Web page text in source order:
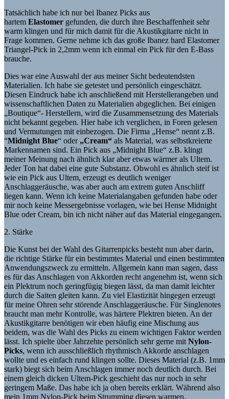
Tatsächlich habe ich nur bei Ibanez Picks aus
hartem Elastomer gefunden, die durch ihre Beschaffenheit sehr
warm klingen und für mich damit für die Akustikgitarre nicht in
Frage kommen. Gerne nehme ich das große Ibanez hard Elastomer
Triangel-Pick in 2,2mm wenn ich einmal ein Pick für den E-Bass
brauche.
Dies war eine Auswahl der aus meiner Sicht bedeutendsten
Materialien. Ich habe sie getestet und persönlich eingeschätzt.
Diesen Eindruck habe ich anschließend mit Herstellerangeben und
wissenschaftlichen Daten zu Materialien abgeglichen. Bei einigen
„Boutique“- Herstellern, wird die Zusammensetzung des Materials
nicht bekannt gegeben. Hier habe ich verglichen, in Foren gelesen
und Vermutungen mit einbezogen. Die Firma „Hense“ nennt z.B.
“Midnight Blue“ oder „Cream“ als Material, was selbstkreierte
Markennamen sind. Ein Pick aus „Midnight Blue“ z.B. klingt
meiner Meinung nach ähnlich klar aber etwas wärmer als Ultem.
Jeder Ton hat dabei eine gute Substanz. Obwohl es ähnlich steif ist
wie ein Pick aus Ultem, erzeugt es deutlich weniger
Anschlaggeräusche, was aber auch am extrem guten Anschliff
liegen kann. Wenn ich keine Materialangaben gefunden habe oder
mir noch keine Messergebnisse vorlagen, wie bei Hense Midnight
Blue oder Cream, bin ich nicht näher auf das Material eingegangen.
2. Stärke
Die Kunst bei der Wahl des Gitarrenpicks besteht nun aber darin,
die richtige Stärke für ein bestimmtes Material und einen bestimmten
Anwendungszweck zu ermitteln. Allgemein kann man sagen, dass
es für das Anschlagen von Akkorden recht angenehm ist, wenn sich
ein Plektrum noch geringfügig biegen lässt, da man damit leichter
durch die Saiten gleiten kann. Zu viel Elastizität hingegen erzeugt
für meine Ohren sehr störende Anschlaggeräusche. Für Singlenotes
braucht man mehr Kontrolle, was härtere Plektren bieten. An der
Akustikgitarre benötigen wir eben häufig eine Mischung aus
beidem, was die Wahl des Picks zu einem wichtigen Faktor werden
lässt. Ich spielte über Jahrzehte persönlich sehr gerne mit Nylon-
Picks, wenn ich ausschließlich rhythmisch Akkorde anschlagen
wollte und es einfach rund klingen sollte. Dieses Material (z.B. 1mm
stark) biegt sich beim Anschlagen immer noch deutlich durch. Bei
einem gleich dicken Ultem-Pick geschieht das nur noch in sehr
geringem Maße. Das habe ich ja oben bereits erklärt. Während also
mein 1mm Nylon-Pick beim Strumming diesen warmen,